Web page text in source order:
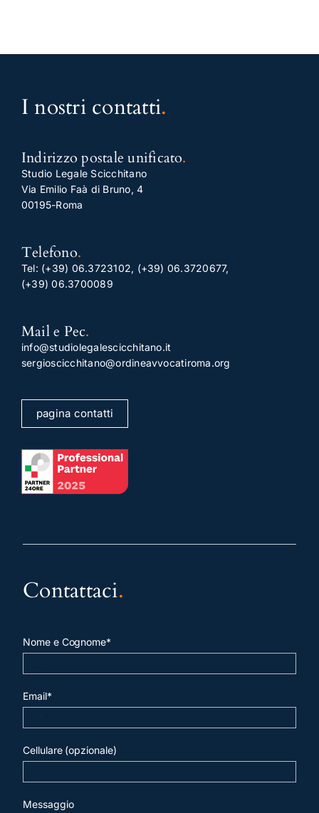
I nostri contatti.
Indirizzo postale unificato.
Studio Legale Scicchitano
Via Emilio Faà di Bruno, 4
00195-Roma
Telefono.
Tel: (+39) 06.3723102, (+39) 06.3720677,
(+39) 06.3700089
Mail e Pec.
info@studiolegalescicchitano.it
sergioscicchitano@ordineavvocatiroma.org
pagina contatti
Contattaci.
Nome e Cognome*
Email*
Cellulare (opzionale)
Messaggio